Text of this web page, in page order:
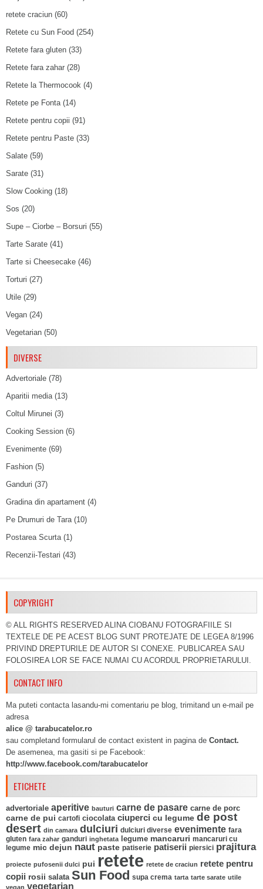
retete craciun (60)
Retete cu Sun Food (254)
Retete fara gluten (33)
Retete fara zahar (28)
Retete la Thermocook (4)
Retete pe Fonta(14)
Retete pentru copii (91)
Retete pentru Paste (33)
Salate (59)
Sarate (31)
Slow Cooking (18)
Sos (20)
Supe – Ciorbe – Borsuri (55)
Tarte Sarate (41)
Tarte si Cheesecake (46)
Torturi (27)
Utile (29)
Vegan (24)
Vegetarian (50)
DIVERSE
Advertoriale (78)
Aparitii media(13)
Coltul Mirunei (3)
Cooking Session (6)
Evenimente (69)
Fashion (5)
Ganduri (37)
Gradina din apartament (4)
Pe Drumuri de Tara(10)
Postarea Scurta(1)
Recenzii-Testari (43)
COPYRIGHT
© ALL RIGHTS RESERVED ALINA CIOBANU FOTOGRAFIILE SI
TEXTELE DE PE ACEST BLOG SUNT PROTEJATE DE LEGEA 8/1996
PRIVIND DREPTURILE DE AUTOR SI CONEXE. PUBLICAREA SAU
FOLOSIREA LOR SE FACE NUMAI CU ACORDUL PROPRIETARULUI.
CONTACT INFO
Ma puteti contacta lasandu-mi comentariu pe blog, trimitand un e-mail pe
adresa
alice @ tarabucatelor.ro
sau completand formularul de contact existent in pagina de Contact.
De asemenea, ma gasiti si pe Facebook:
http://www.facebook.com/tarabucatelor
ETICHETE
advertoriale aperitive bauturi carne de pasare carne de porc
carne de pui cartofi ciocolata ciuperci cu legume de post
desert din camara dulciuri dulciuri diverse evenimente fara
gluten fara zahar ganduri inghetata legume mancaruri mancaruri cu
legume mic dejun naut paste patiserie patiserii piersici prajitura
proiecte pufosenii dulci pui retete retete de craciun retete pentru
copii rosii salata Sun Food supa crema tarta tarte sarate utile
vegan vegetarian